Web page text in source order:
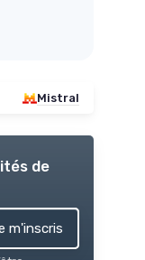
Mistral
de
m'inscris